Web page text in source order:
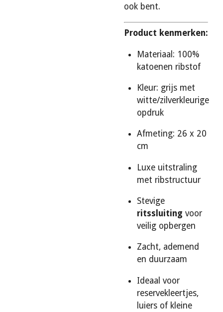
ook bent.
Product kenmerken:
Materiaal: 100%
katoenen ribstof
Kleur: grijs met
witte/zilverkleurige
opdruk
Afmeting: 26 x 20
cm
Luxe uitstraling
met ribstructuur
Stevige
ritssluiting voor
veilig opbergen
Zacht, ademend
en duurzaam
Ideaal voor
reservekleertjes,
luiers of kleine